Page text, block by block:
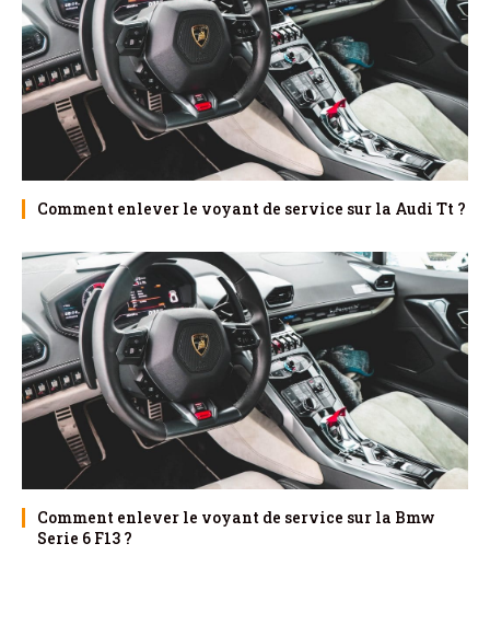
Comment enlever le voyant de service sur la Audi Tt ?
Comment enlever le voyant de service sur la Bmw
Serie 6 F13 ?